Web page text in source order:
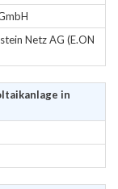
Netz AG (E.ON
in